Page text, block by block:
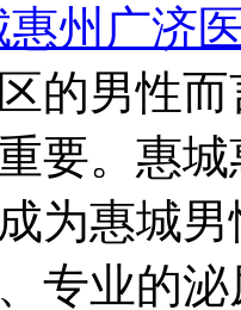
惠州广济
的男性
要。惠
为惠城
专业的